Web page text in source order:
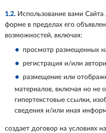
1.2. Использование вами
форме в пределах его
возможностей, включая:
просмотр размещенных
регистрация и/или
размещение или
материалов, включая но не
гипертекстовые ссылки,
сведения и/или иная
создает договор на условиях